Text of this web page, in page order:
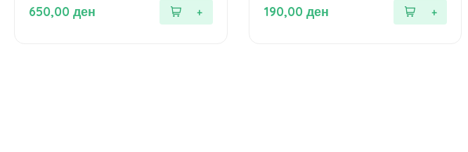
5
650,00 ден
5190,00 ден